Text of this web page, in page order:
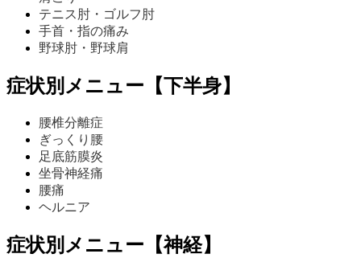
テニス肘・ゴルフ肘
手首・指の痛み
野球肘・野球肩
症状別メニュー【下半身】
腰椎分離症
ぎっくり腰
足底筋膜炎
坐骨神経痛
腰痛
ヘルニア
症状別メニュー【神経】